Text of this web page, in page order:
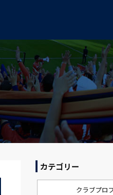
カテゴリー
クラブプロ